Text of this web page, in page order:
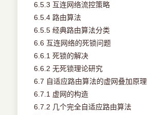
6.5.3 互连网络流控策略
6.5.4 路由算法
6.5.5 经典路由算法分类
6.6 互连网络的死锁问题
6.6.1 死锁的解决
6.6.2 无死锁理论研究
6.7 自适应路由算法的虚网叠加原理
6.7.1 虚网的构造
6.7.2 几个完全自适应路由算法